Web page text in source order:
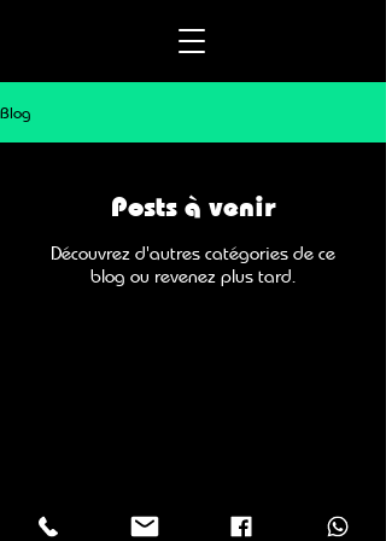
Blog
Posts à venir
Découvrez d'autres catégories de ce
blog ou revenez plus tard.